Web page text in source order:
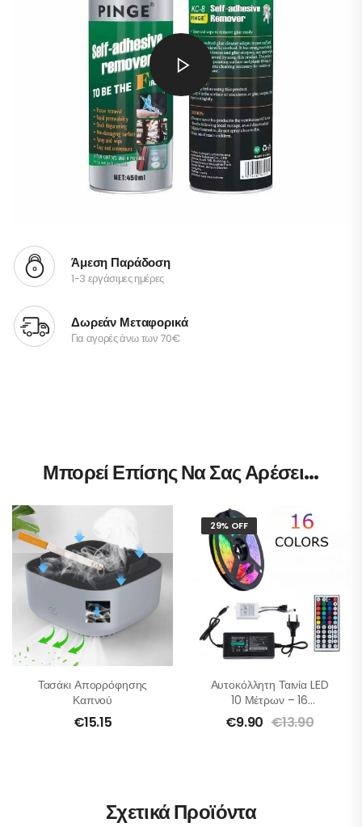
Άμεση Παράδοση
1-3 εργάσιμες ημέρες
Δωρεάν Μεταφορικά
Για αγορές άνω των 70€
Μπορεί Επίσης Να Σας Αρέσει…
Τασάκι Απορρόφησης
Καπνού
€15.15
29% OFF
Αυτοκόλλητη Ταινία LED
10 Μέτρων – 16
Χρωμάτων Με
Τηλεχειριστήριο
€9.90 €13.90
Σχετικά Προϊόντα